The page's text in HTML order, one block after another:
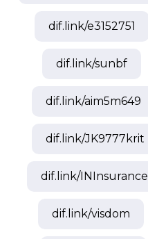
dif.link/e3152751
dif.link/sunbf
dif.link/aim5m649
dif.link/JK9777krit
dif.link/INInsurance
dif.link/visdom